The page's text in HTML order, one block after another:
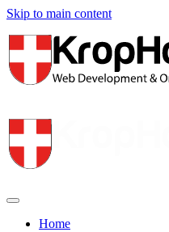
Skip to main content
Home